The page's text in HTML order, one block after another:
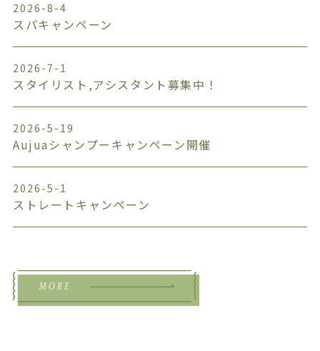
2026-8-4
スパキャンペーン
2026-7-1
スタイリスト,アシスタント募集中！
2026-5-19
Aujuaシャンプーキャンペーン開催
2026-5-1
ストレートキャンペーン